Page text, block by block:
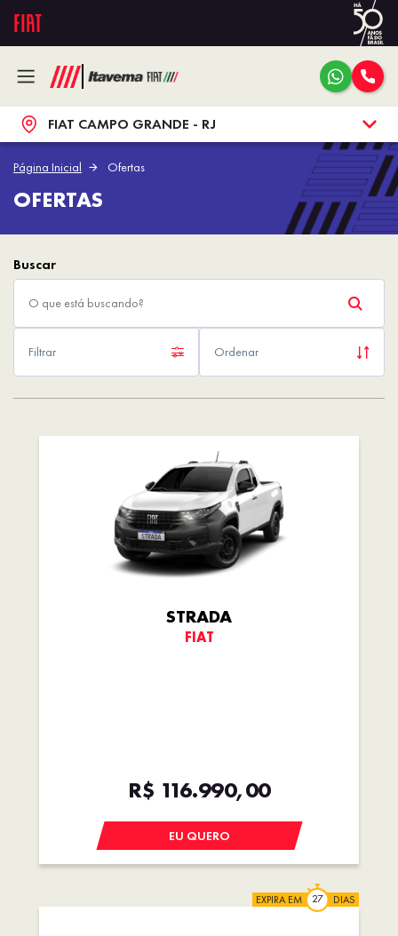
FIAT CAMPO GRANDE - RJ
Página Inicial Ofertas
OFERTAS
Filtrar Ordenar
STRADA
FIAT
R$ 116.990,00
EU QUERO
EXPIRA EM DIAS